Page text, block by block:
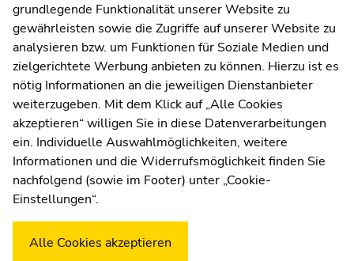
Moodle
UNIGRAZonline
Impressum
Datenschutzerklärung
Cookie-Einstellungen
Barrierefreiheitserklärung
WetterstationUni Graz
grundlegende Funktionalität unserer Website zu
gewährleisten sowie die Zugriffe auf unserer Website zu
analysieren bzw. um Funktionen für Soziale Medien und
zielgerichtete Werbung anbieten zu können. Hierzu ist es
nötig Informationen an die jeweiligen Dienstanbieter
weiterzugeben. Mit dem Klick auf „Alle Cookies
akzeptieren“ willigen Sie in diese Datenverarbeitungen
ein. Individuelle Auswahlmöglichkeiten, weitere
Informationen und die Widerrufsmöglichkeit finden Sie
nachfolgend (sowie im Footer) unter „Cookie-
Einstellungen“.
Alle Cookies akzeptieren